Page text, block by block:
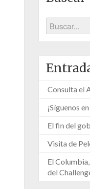
Consulta el
¡Síguenos
El fin del
Visita de
El
del